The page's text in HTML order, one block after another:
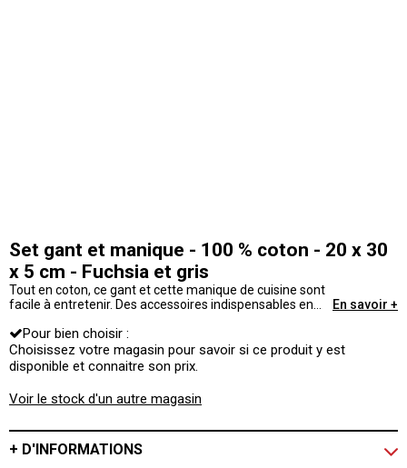
Set gant et manique - 100 % coton - 20 x 30
x 5 cm - Fuchsia et gris
Tout en coton, ce gant et cette manique de cuisine sont
facile à entretenir. Des accessoires indispensables en
En savoir +
Pour bien choisir :
Choisissez votre magasin pour savoir si ce produit y est
disponible et connaitre son prix.
Voir le stock d'un autre magasin
+ D'INFORMATIONS